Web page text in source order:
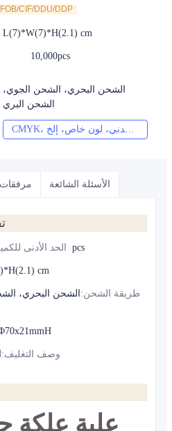
CIF/DDU/DDP
L(7)*W(7)*H(2.1) cm
10,000pcs
الشحن البحري، الشحن الجوي،
الشحن البري
CMYK، بانتون، معدني، لون خاص، إلخ
مرفقات الأسئلة الشائعة
الحد الأدنى 10,000pcs
cm
طريقة الشحن: الشحن البحري،
وصف التغليف:
علبة علكة